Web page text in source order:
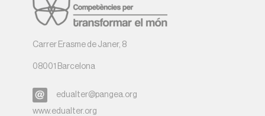
Carrer Erasme de Janer, 8
08001 Barcelona
edualter@pangea.org
www.edualter.org